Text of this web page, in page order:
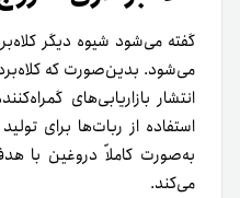
گفته می‌شود شیوه دیگر
می‌شود. بدین‌صورت که
انتشار بازاریابی‌های
استفاده از ربات‌ها برای
به‌صورت کاملاً دروغین با
می‌کند.